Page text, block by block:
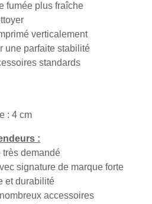
fumée plus fraîche
verticalement
une parfaite stabilité
standards
: 4 cm
:
très demandé
signature de marque forte
et durabilité
accessoires